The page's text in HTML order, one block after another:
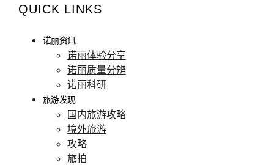
QUICK LINKS
诺丽资讯
诺丽体验分享
诺丽质量分辨
诺丽科研
旅游发现
国内旅游攻略
境外旅游
攻略
旅拍